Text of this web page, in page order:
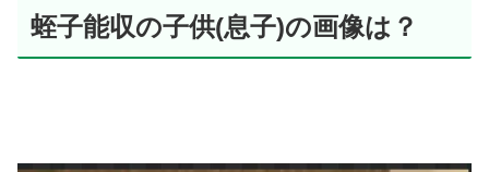
蛭子能収の子供(息子)の画像は？